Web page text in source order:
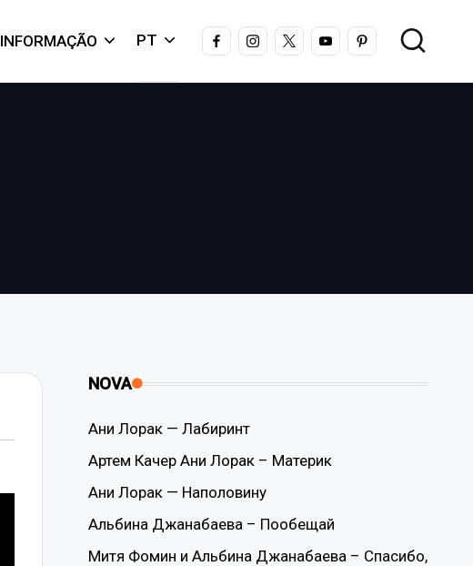
INFORMAÇÃO PT FACEBOOKINSTAGRAM
X YOUTUBEPINTEREST
NOVA
Ани Лорак — Лабиринт
Артем Качер Ани Лорак – Материк
Ани Лорак — Наполовину
Альбина Джанабаева – Пообещай
Митя Фомин и Альбина Джанабаева – Спасибо,